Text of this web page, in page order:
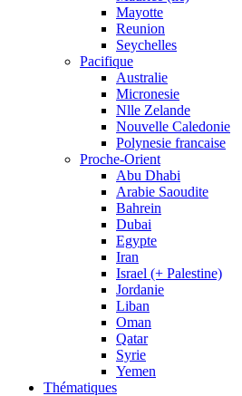
Mayotte
Reunion
Seychelles
Pacifique
Australie
Micronesie
Nlle Zelande
Nouvelle Caledonie
Polynesie francaise
Proche-Orient
Abu Dhabi
Arabie Saoudite
Bahrein
Dubai
Egypte
Iran
Israel (+ Palestine)
Jordanie
Liban
Oman
Qatar
Syrie
Yemen
Thématiques